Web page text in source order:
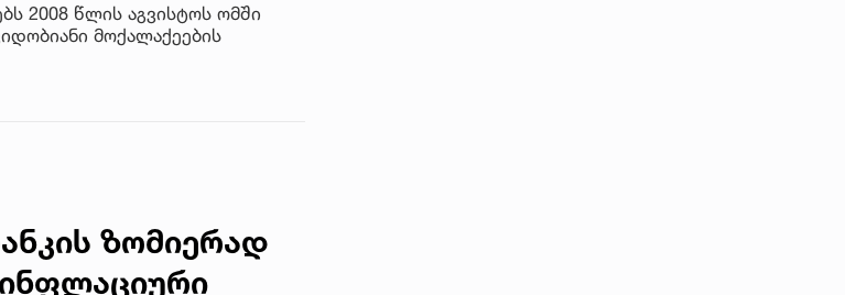
2008 წლის აგვისტოს ომში
მოქალაქეების
ზომიერად